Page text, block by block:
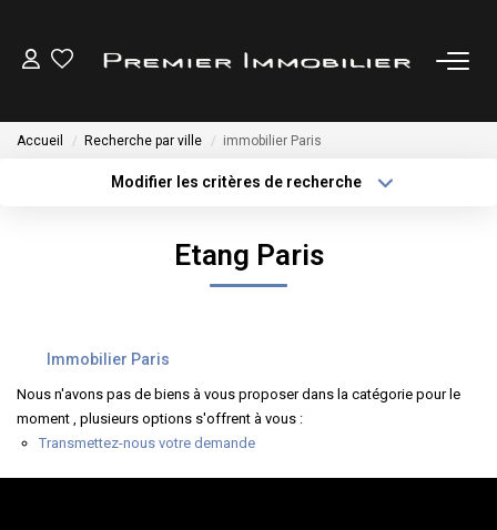
LOUER
ESTIMER
CONTACT
Accueil Recherche par ville immobilier Paris
Modifier les critères de recherche
Etang Paris
Immobilier Paris
Nous n'avons pas de biens à vous proposer dans la catégorie pour le
moment , plusieurs options s'offrent à vous :
Transmettez-nous votre demande